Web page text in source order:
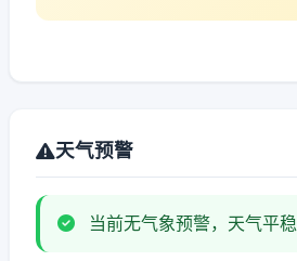
天气预警
当前无气象预警，天气平稳